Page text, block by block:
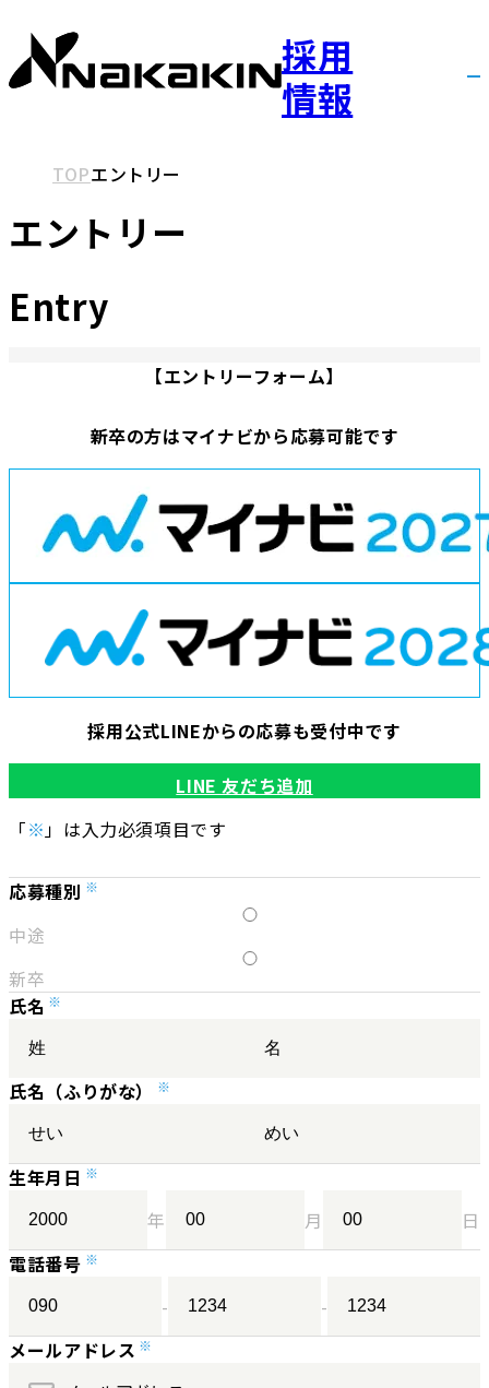
採用
情報
採用TOP
ナカキンの出番
職種紹介
インタビュー
福利厚生・制度
募集要項
コーポレートサイト
TOPエントリー
エントリー
Entry
【エントリーフォーム】
新卒の方はマイナビから応募可能です
採用公式LINEからの応募も受付中です
LINE 友だち追加
「※」は入力必須項目です
応募種別
中途
新卒
氏名
氏名（ふりがな）
生年月日
年
月
日
電話番号
-
-
メールアドレス